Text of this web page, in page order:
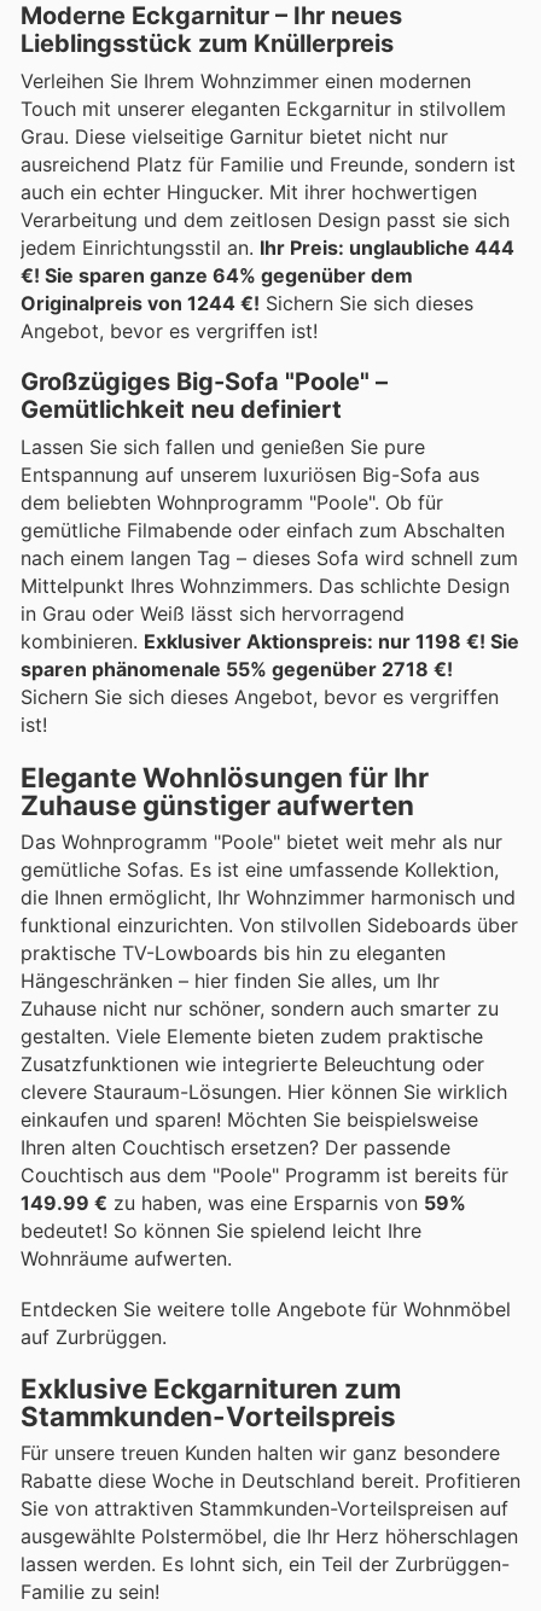
Moderne Eckgarnitur – Ihr neues
Lieblingsstück zum Knüllerpreis
Verleihen Sie Ihrem Wohnzimmer einen modernen
Touch mit unserer eleganten Eckgarnitur in stilvollem
Grau. Diese vielseitige Garnitur bietet nicht nur
ausreichend Platz für Familie und Freunde, sondern ist
auch ein echter Hingucker. Mit ihrer hochwertigen
Verarbeitung und dem zeitlosen Design passt sie sich
jedem Einrichtungsstil an. Ihr Preis: unglaubliche 444
€! Sie sparen ganze 64% gegenüber dem
Originalpreis von 1244 €! Sichern Sie sich dieses
Angebot, bevor es vergriffen ist!
Großzügiges Big-Sofa "Poole" –
Gemütlichkeit neu definiert
Lassen Sie sich fallen und genießen Sie pure
Entspannung auf unserem luxuriösen Big-Sofa aus
dem beliebten Wohnprogramm "Poole". Ob für
gemütliche Filmabende oder einfach zum Abschalten
nach einem langen Tag – dieses Sofa wird schnell zum
Mittelpunkt Ihres Wohnzimmers. Das schlichte Design
in Grau oder Weiß lässt sich hervorragend
kombinieren. Exklusiver Aktionspreis: nur 1198 €! Sie
sparen phänomenale 55% gegenüber 2718 €!
Sichern Sie sich dieses Angebot, bevor es vergriffen
ist!
Elegante Wohnlösungen für Ihr
Zuhause günstiger aufwerten
Das Wohnprogramm "Poole" bietet weit mehr als nur
gemütliche Sofas. Es ist eine umfassende Kollektion,
die Ihnen ermöglicht, Ihr Wohnzimmer harmonisch und
funktional einzurichten. Von stilvollen Sideboards über
praktische TV-Lowboards bis hin zu eleganten
Hängeschränken – hier finden Sie alles, um Ihr
Zuhause nicht nur schöner, sondern auch smarter zu
gestalten. Viele Elemente bieten zudem praktische
Zusatzfunktionen wie integrierte Beleuchtung oder
clevere Stauraum-Lösungen. Hier können Sie wirklich
einkaufen und sparen! Möchten Sie beispielsweise
Ihren alten Couchtisch ersetzen? Der passende
Couchtisch aus dem "Poole" Programm ist bereits für
149.99 € zu haben, was eine Ersparnis von 59%
bedeutet! So können Sie spielend leicht Ihre
Wohnräume aufwerten.
Entdecken Sie weitere tolle Angebote für Wohnmöbel
auf Zurbrüggen.
Exklusive Eckgarnituren zum
Stammkunden-Vorteilspreis
Für unsere treuen Kunden halten wir ganz besondere
Rabatte diese Woche in Deutschland bereit. Profitieren
Sie von attraktiven Stammkunden-Vorteilspreisen auf
ausgewählte Polstermöbel, die Ihr Herz höherschlagen
lassen werden. Es lohnt sich, ein Teil der Zurbrüggen-
Familie zu sein!